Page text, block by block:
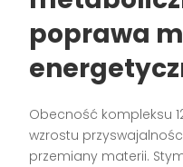
poprawa
Obecność kompleksu
wzrostu
przemiany materii.